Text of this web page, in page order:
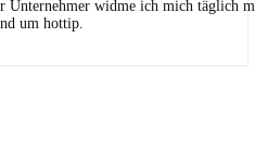
Unternehmer widme ich mich täglich
um hottip.